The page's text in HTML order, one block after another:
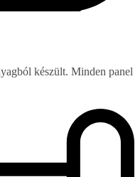
készült. Minden panel